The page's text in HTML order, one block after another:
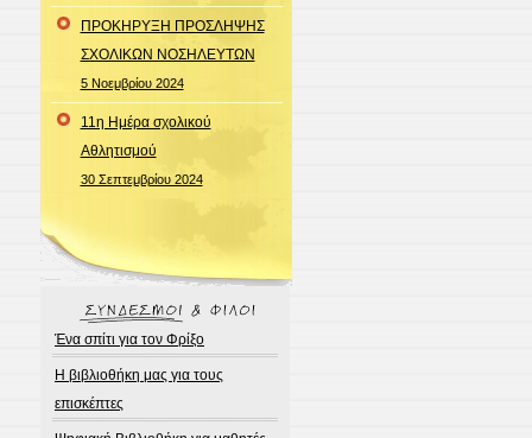
ΠΡΟΚΗΡΥΞΗ ΠΡΟΣΛΗΨΗΣ
ΣΧΟΛΙΚΩΝ ΝΟΣΗΛΕΥΤΩΝ
5 Νοεμβρίου 2024
11η Ημέρα σχολικού
Αθλητισμού
30 Σεπτεμβρίου 2024
Ένα σπίτι για τον Φρίξο
Η βιβλιοθήκη μας για τους
επισκέπτες